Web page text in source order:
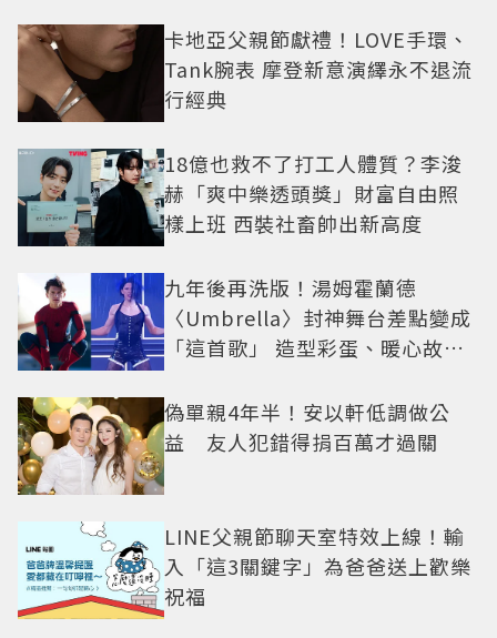
卡地亞父親節獻禮！LOVE手環、
Tank腕表 摩登新意演繹永不退流
行經典
18億也救不了打工人體質？李浚
赫「爽中樂透頭獎」財富自由照
樣上班 西裝社畜帥出新高度
九年後再洗版！湯姆霍蘭德
〈Umbrella〉封神舞台差點變成
「這首歌」 造型彩蛋、暖心故事
偽單親4年半！安以軒低調做公
益 友人犯錯得捐百萬才過關
LINE父親節聊天室特效上線！輸
入「這3關鍵字」為爸爸送上歡樂
祝福